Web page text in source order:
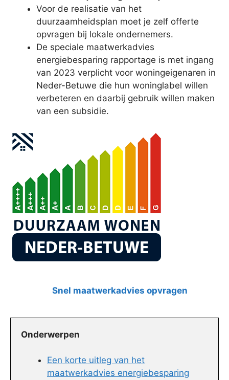
Voor de realisatie van het
duurzaamheidsplan moet je zelf offerte
opvragen bij lokale ondernemers.
De speciale maatwerkadvies
energiebesparing rapportage is met ingang
van 2023 verplicht voor woningeigenaren in
Neder-Betuwe die hun woninglabel willen
verbeteren en daarbij gebruik willen maken
van een subsidie.
Snel maatwerkadvies opvragen
Onderwerpen
Een korte uitleg van het
maatwerkadvies energiebesparing